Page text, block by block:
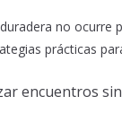
no
prácticas
encuentros